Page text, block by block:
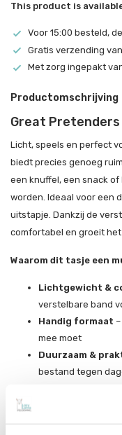
This product is
Voor 15:00 besteld,
Gratis verzending
Met zorg ingepakt
Productomschrijving
Great
Licht, speels en perfect
biedt precies genoeg
een knuffel, een snack
worden. Ideaal voor een
uitstapje. Dankzij de
comfortabel en groeit het
Waarom dit tasje een
Lichtgewicht &
verstelbare band
Handig formaat
mee moet
Duurzaam &
bestand tegen